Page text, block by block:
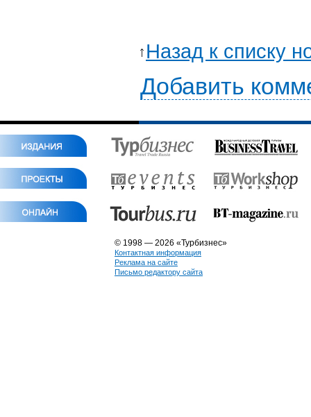
Назад к списку
Добавить
© 1998 — 2026 «Турбизнес»
Контактная информация
Реклама на сайте
Письмо редактору сайта